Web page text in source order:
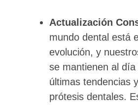
Actualización
mundo dental está
evolución, y
se mantienen al día
últimas tendencias
prótesis dentales.